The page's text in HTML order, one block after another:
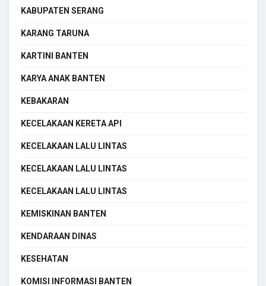
KABUPATEN SERANG
KARANG TARUNA
KARTINI BANTEN
KARYA ANAK BANTEN
KEBAKARAN
KECELAKAAN KERETA API
KECELAKAAN LALU LINTAS
KECELAKAAN LALU LINTAS
KECELAKAAN LALU LINTAS
KEMISKINAN BANTEN
KENDARAAN DINAS
KESEHATAN
KOMISI INFORMASI BANTEN